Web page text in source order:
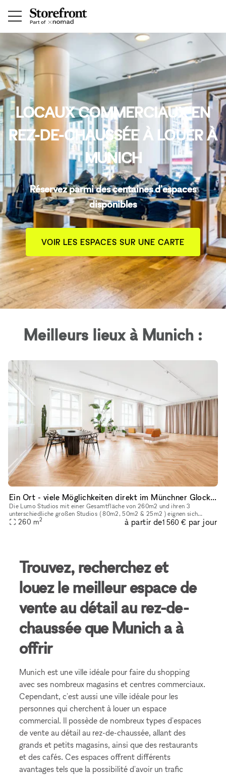
LOCAUX COMMERCIAUX EN
REZ-DE-CHAUSSÉE À LOUER À
MUNICH
Réservez parmi des centaines d'espaces
disponibles
VOIR LES ESPACES SUR UNE CARTE
Meilleurs lieux à Munich :
Ein Ort - viele Möglichkeiten direkt im Münchner Glockenbachviertel
Die Lumo Studios mit einer Gesamtfläche von 260m2 und ihren 3
unterschiedliche großen Studios ( 80m2, 50m2 & 25m2 ) eignen sich
perfekt für Showroom, Press Days, Events, Dinner Events, Business Meeti
260 m2 à partir de1 560 € par jour
Trouvez, recherchez et
louez le meilleur espace de
vente au détail au rez-de-
chaussée que Munich a à
offrir
Munich est une ville idéale pour faire du shopping
avec ses nombreux magasins et centres commerciaux.
Cependant, c'est aussi une ville idéale pour les
personnes qui cherchent à louer un espace
commercial. Il possède de nombreux types d'espaces
de vente au détail au rez-de-chaussée, allant des
grands et petits magasins, ainsi que des restaurants
et des cafés. Ces espaces offrent différents
avantages tels que la possibilité d'avoir un trafic